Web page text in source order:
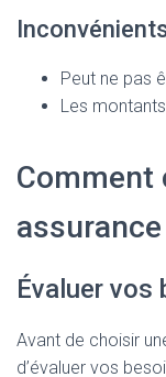
Peut ne pas
Les
Comment
Évaluer vos
Avant de choisir
d’évaluer vos